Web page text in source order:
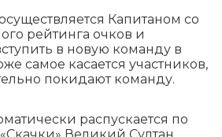
Капитаном со
рейтинга очков и
в новую команду в
самое касается участников,
покидают команду.
распускается по